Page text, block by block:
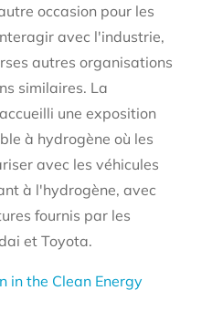
occasion pour les
avec l'industrie,
autres organisations
similaires. La
une exposition
à hydrogène où les
avec les véhicules
à l'hydrogène, avec
fournis par les
et Toyota.